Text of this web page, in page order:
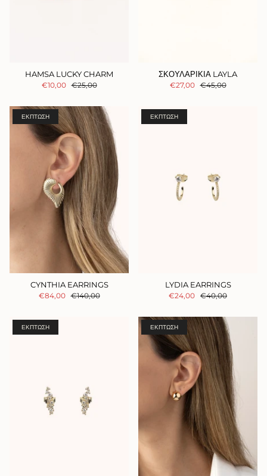
HAMSA LUCKY CHARM
€10,00 €25,00
ΣΚΟΥΛΑΡΙΚΙΑ LAYLA
€27,00 €45,00
ΈΚΠΤΩΣΗ
CYNTHIA EARRINGS
€84,00 €140,00
ΈΚΠΤΩΣΗ
LYDIA EARRINGS
€24,00 €40,00
ΈΚΠΤΩΣΗ ΈΚΠΤΩΣΗ